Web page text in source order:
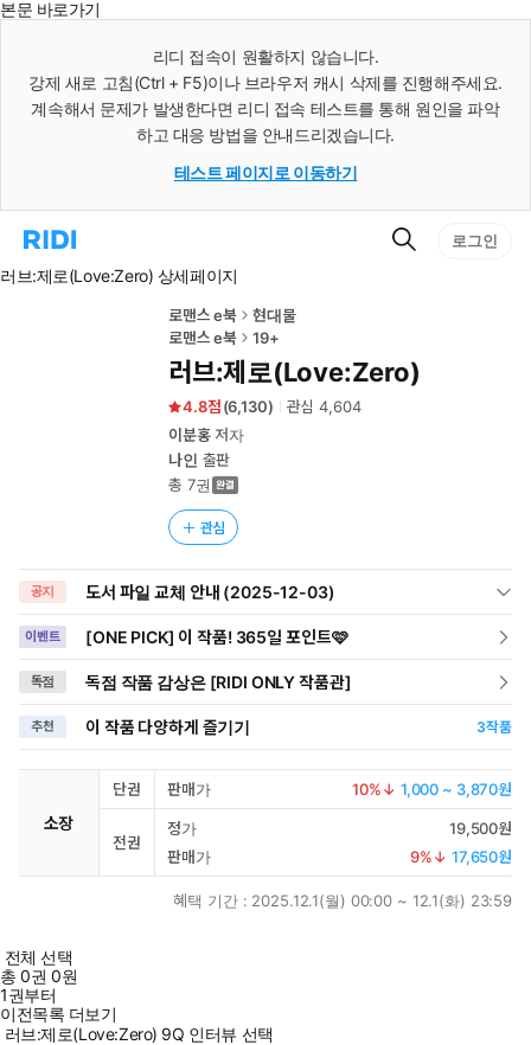
본문 바로가기
리디 접속이 원활하지 않습니다.
강제 새로 고침(Ctrl + F5)이나 브라우저 캐시 삭제를 진행해주세요.
계속해서 문제가 발생한다면 리디 접속 테스트를 통해 원인을 파악
하고 대응 방법을 안내드리겠습니다.
테스트 페이지로 이동하기
리
홈
검
로그인
러브:제로(Love:Zero) 상세페이지
로맨스 e북
현대물
로맨스 e북
19+
러브:제로(Love:Zero)
4.8 (6,130) 관심4,604
이분홍저자
나인 출판
총 7권
관심
공지 도서 파일 교체 안내 (2025-12-03)
이벤트 [ONE PICK] 이 작품! 365일 포인트🩷
독점 독점 작품 감상은 [RIDI ONLY 작품관]
추천 이 작품 다양하게 즐기기 3작품
소장
단권 판매가 10%↓ 1,000 ~ 3,870원
전권
정가
19,500원
판매가
9%↓ 17,650원
혜택 기간 : 2025.12.1(월) 00:00 ~ 12.1(화) 23:59
전체 선택
총0권 0원
1권부터
이전목록 더보기
러브:제로(Love:Zero) 9Q 인터뷰 선택